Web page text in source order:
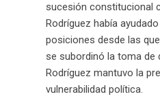
sucesión constitucional
Rodríguez había
posiciones desde las
se subordinó la toma de
Rodríguez mantuvo la
vulnerabilidad política.